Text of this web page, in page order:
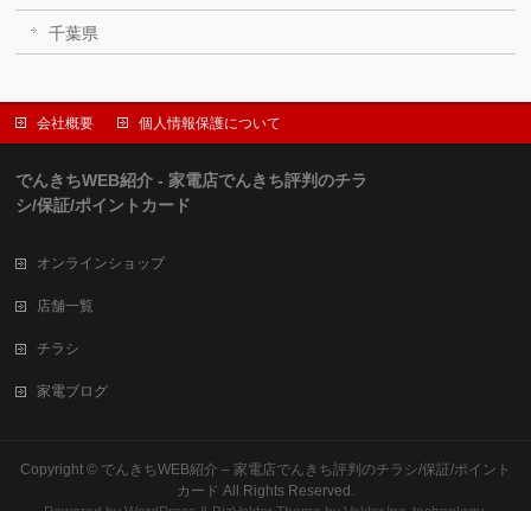
千葉県
会社概要 個人情報保護について
でんきちWEB紹介 - 家電店でんきち評判のチラ
シ/保証/ポイントカード
オンラインショップ
店舗一覧
チラシ
家電ブログ
Copyright © でんきちWEB紹介 – 家電店でんきち評判のチラシ/保証/ポイント
カード All Rights Reserved.